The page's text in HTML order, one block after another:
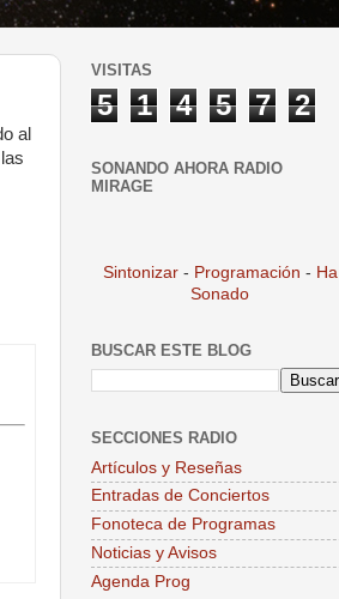
al
VISITAS
5 1 4 5 7 2
SONANDO AHORA RADIO
MIRAGE
Sintonizar - Programación - Ha
Sonado
BUSCAR ESTE BLOG
SECCIONES RADIO
Artículos y Reseñas
Entradas de Conciertos
Fonoteca de Programas
Noticias y Avisos
Agenda Prog